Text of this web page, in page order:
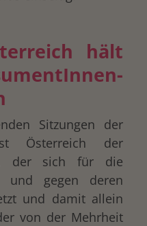
hält
Sitzungen der
Österreich der
der sich für die
und gegen deren
und damit allein
von der Mehrheit